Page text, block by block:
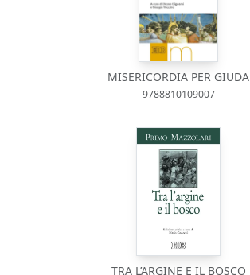
MISERICORDIA PER GIUDA
9788810109007
TRA L’ARGINE E IL BOSCO